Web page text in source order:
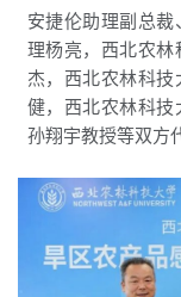
安捷伦助理副总
理杨亮， 西北农林
杰，西北农林科
健，西北农林科
孙翔宇教授等双方